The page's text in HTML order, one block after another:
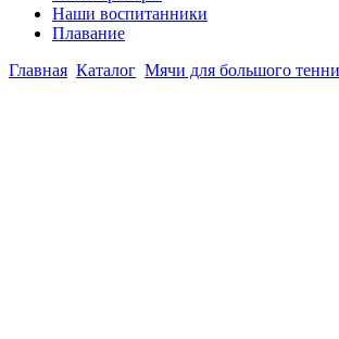
Наши воспитанники
Плавание
Главная Каталог Мячи для большого